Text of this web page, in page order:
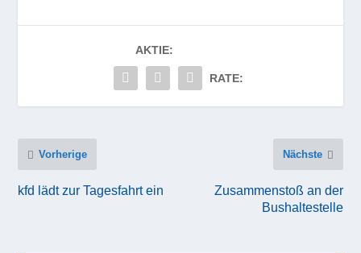
AKTIE:
RATE:
Vorherige
kfd lädt zur Tagesfahrt ein
Nächste
Zusammenstoß an der
Bushaltestelle